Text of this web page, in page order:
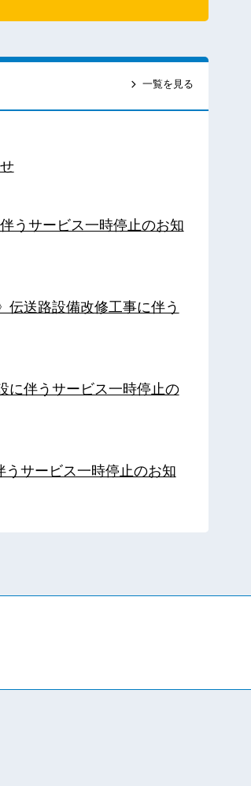
一覧を見る
うサービス一時停止のお知
伝送路設備改修工事に伴う
に伴うサービス一時停止の
サービス一時停止のお知